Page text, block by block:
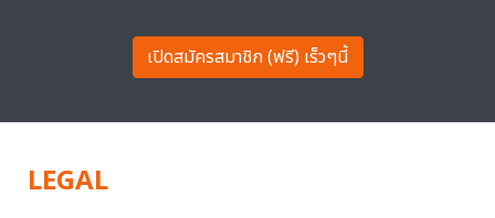
เปิดสมัครสมาชิก (ฟรี) เร็วๆนี้
LEGAL